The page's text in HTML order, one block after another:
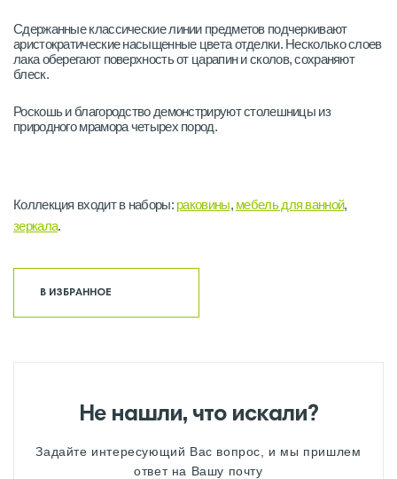
Сдержанные классические линии предметов подчеркивают
аристократические насыщенные цвета отделки. Несколько слоев
лака оберегают поверхность от царапин и сколов, сохраняют
блеск.
Роскошь и благородство демонстрируют столешницы из
природного мрамора четырех пород.
Коллекция входит в наборы: раковины, мебель для ванной,
зеркала.
В ИЗБРАННОЕ
Не нашли, что искали?
Задайте интересующий Вас вопрос, и мы пришлем
ответ на Вашу почту